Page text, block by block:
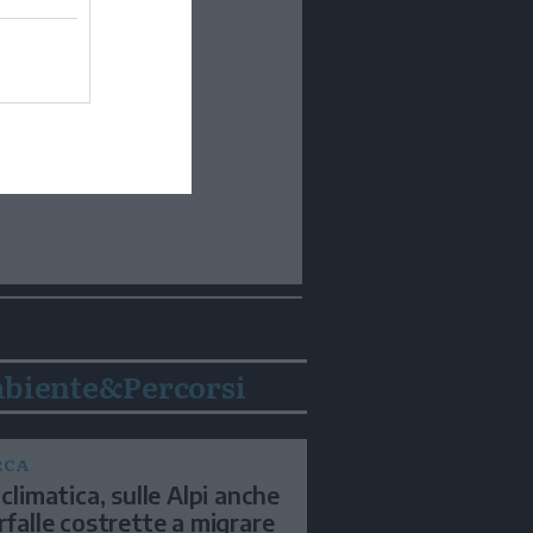
sulle Alpi anche
costrette a migrare